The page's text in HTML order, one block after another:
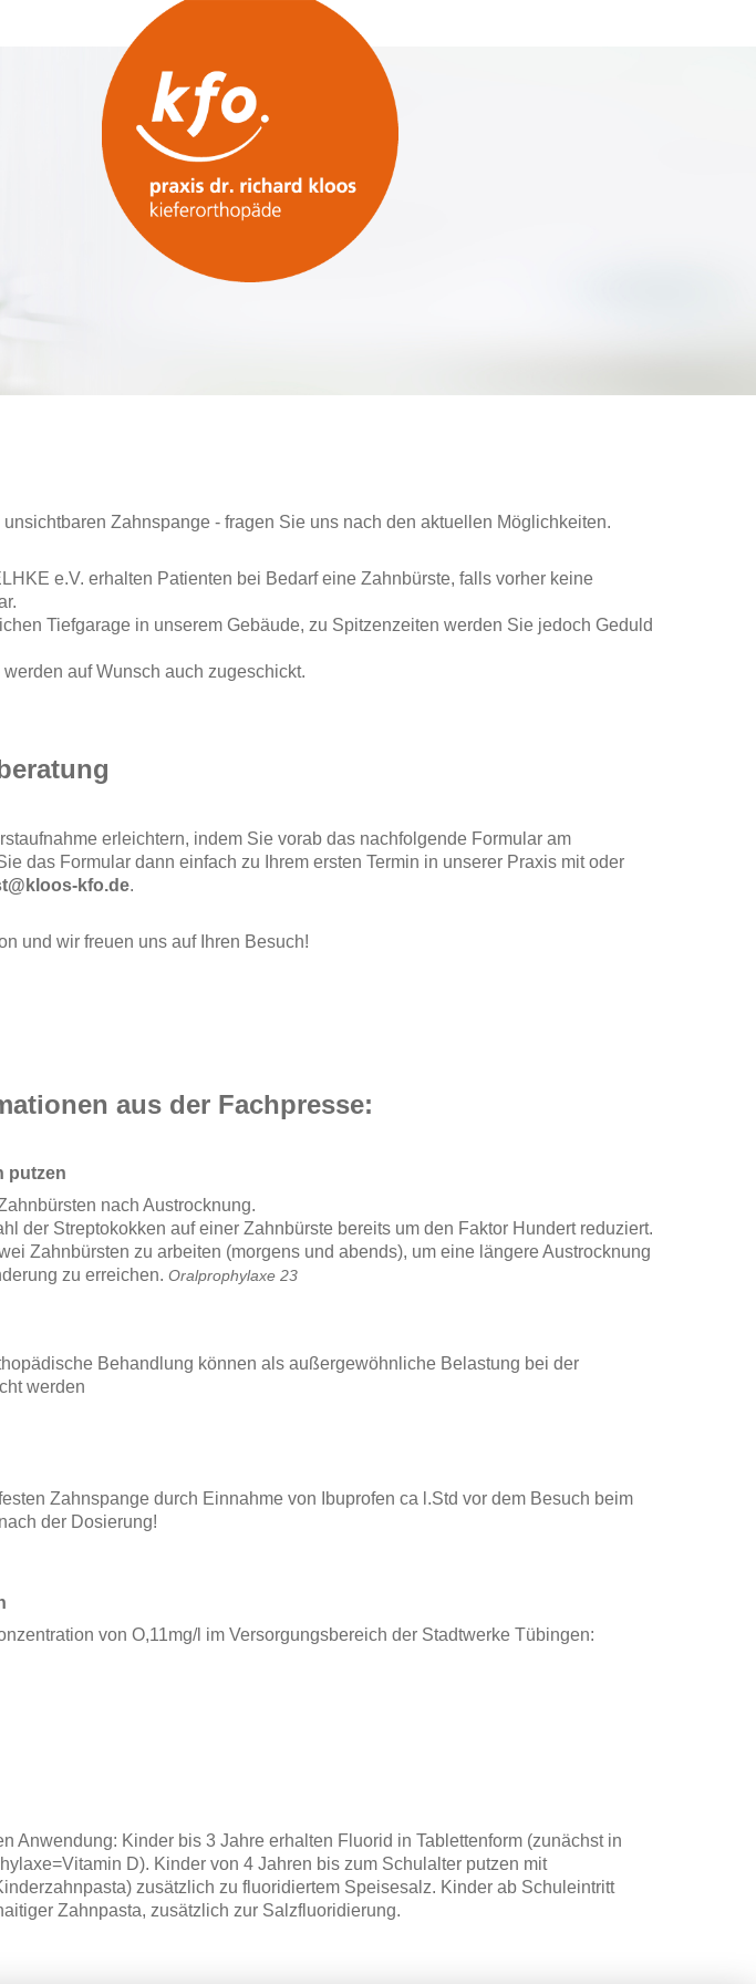
Zahnspange - fragen Sie uns nach den aktuellen Möglichkeiten.
e.V. erhalten Patienten bei Bedarf eine Zahnbürste, falls vorher keine
Tiefgarage in unserem Gebäude, zu Spitzenzeiten werden Sie jedoch Geduld
auf Wunsch auch zugeschickt.
erleichtern, indem Sie vorab das nachfolgende Formular am
das Formular dann einfach zu Ihrem ersten Termin in unserer Praxis mit oder
kfo.de.
und wir freuen uns auf Ihren Besuch!
aus der Fachpresse:
putzen
nach Austrocknung.
der Streptokokken auf einer Zahnbürste bereits um den Faktor Hundert reduziert.
Zahnbürsten zu arbeiten (morgens und abends), um eine längere Austrocknung
zu erreichen.Oralprophylaxe 23
Behandlung können als außergewöhnliche Belastung bei der
werden
Zahnspange durch Einnahme von Ibuprofen ca l.Std vor dem Besuch beim
der Dosierung!
von O,11mg/l im Versorgungsbereich der Stadtwerke Tübingen:
Anwendung: Kinder bis 3 Jahre erhalten Fluorid in Tablettenform (zunächst in
D). Kinder von 4 Jahren bis zum Schulalter putzen mit
zusätzlich zu fluoridiertem Speisesalz. Kinder ab Schuleintritt
Zahnpasta, zusätzlich zur Salzfluoridierung.